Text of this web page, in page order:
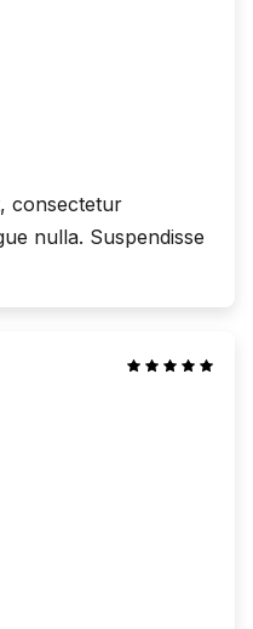
consectetur
nulla. Suspendisse